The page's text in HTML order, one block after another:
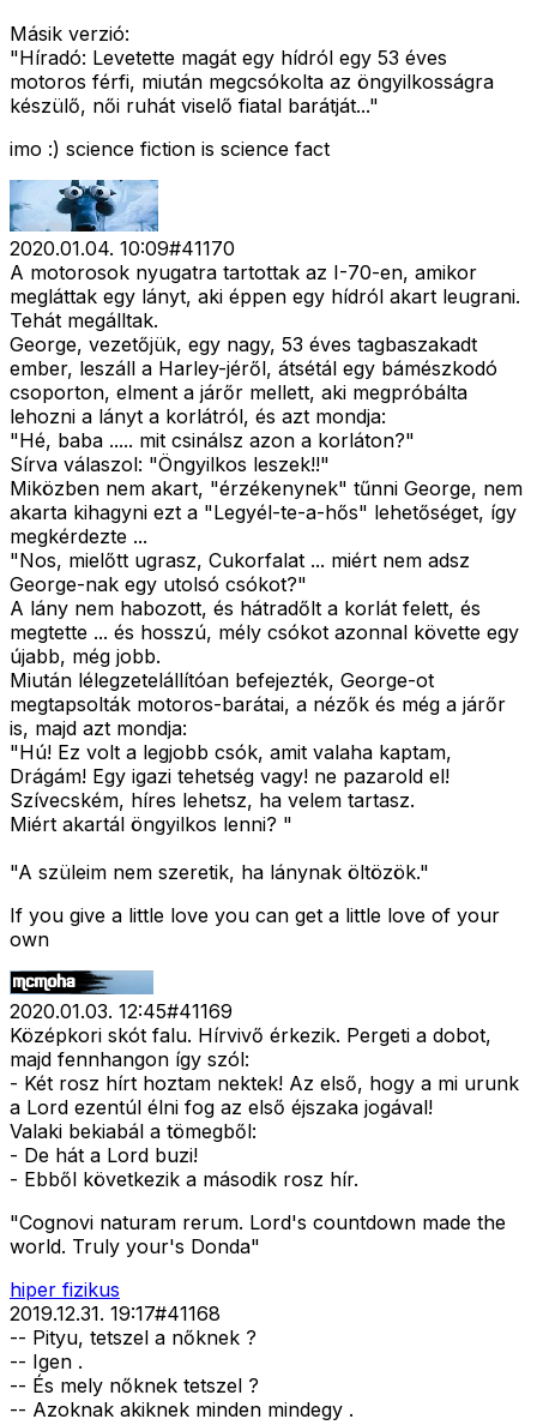
Másik verzió:
"Híradó: Levetette magát egy hídról egy 53 éves
motoros férfi, miután megcsókolta az öngyilkosságra
készülő, női ruhát viselő fiatal barátját..."
imo :) science fiction is science fact
2020.01.04. 10:09#41170
A motorosok nyugatra tartottak az I-70-en, amikor
megláttak egy lányt, aki éppen egy hídról akart leugrani.
Tehát megálltak.
George, vezetőjük, egy nagy, 53 éves tagbaszakadt
ember, leszáll a Harley-jéről, átsétál egy bámészkodó
csoporton, elment a járőr mellett, aki megpróbálta
lehozni a lányt a korlátról, és azt mondja:
"Hé, baba ..... mit csinálsz azon a korláton?"
Sírva válaszol: "Öngyilkos leszek!!"
Miközben nem akart, "érzékenynek" tűnni George, nem
akarta kihagyni ezt a "Legyél-te-a-hős" lehetőséget, így
megkérdezte ...
"Nos, mielőtt ugrasz, Cukorfalat ... miért nem adsz
George-nak egy utolsó csókot?"
A lány nem habozott, és hátradőlt a korlát felett, és
megtette ... és hosszú, mély csókot azonnal követte egy
újabb, még jobb.
Miután lélegzetelállítóan befejezték, George-ot
megtapsolták motoros-barátai, a nézők és még a járőr
is, majd azt mondja:
"Hú! Ez volt a legjobb csók, amit valaha kaptam,
Drágám! Egy igazi tehetség vagy! ne pazarold el!
Szívecském, híres lehetsz, ha velem tartasz.
Miért akartál öngyilkos lenni? "
"A szüleim nem szeretik, ha lánynak öltözök."
If you give a little love you can get a little love of your
own
2020.01.03. 12:45#41169
Középkori skót falu. Hírvivő érkezik. Pergeti a dobot,
majd fennhangon így szól:
- Két rosz hírt hoztam nektek! Az első, hogy a mi urunk
a Lord ezentúl élni fog az első éjszaka jogával!
Valaki bekiabál a tömegből:
- De hát a Lord buzi!
- Ebből következik a második rosz hír.
"Cognovi naturam rerum. Lord's countdown made the
world. Truly your's Donda"
hiper fizikus
2019.12.31. 19:17#41168
-- Pityu, tetszel a nőknek ?
-- Igen .
-- És mely nőknek tetszel ?
-- Azoknak akiknek minden mindegy .